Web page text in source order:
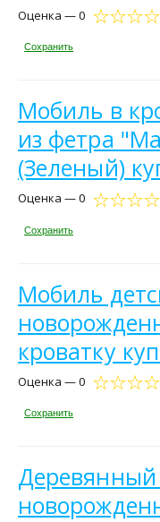
Оценка — 0
Сохранить
Мобиль в
из фетра
(Зеленый)
Оценка — 0
Сохранить
Мобиль
кроватку
Оценка — 0
Сохранить